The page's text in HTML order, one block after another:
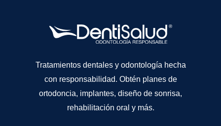
Tratamientos dentales y odontología hecha
con responsabilidad. Obtén planes de
ortodoncia, implantes, diseño de sonrisa,
rehabilitación oral y más.